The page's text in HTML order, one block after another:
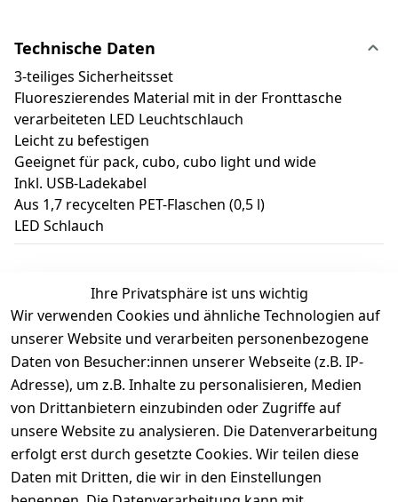
Technische Daten
3-teiliges Sicherheitsset
Fluoreszierendes Material mit in der Fronttasche
verarbeiteten LED Leuchtschlauch
Leicht zu befestigen
Geeignet für pack, cubo, cubo light und wide
Inkl. USB-Ladekabel
Aus 1,7 recycelten PET-Flaschen (0,5 l)
LED Schlauch
Kundenbewertungen
Durchschnittliche Bewertung
0
Basierend auf 0 Bewertung(en)
Bewertung abgeben
5
( 0 )
Ihre Privatsphäre ist uns wichtig
Wir verwenden Cookies und ähnliche Technologien auf
unserer Website und verarbeiten personenbezogene
Daten von Besucher:innen unserer Webseite (z.B. IP-
Adresse), um z.B. Inhalte zu personalisieren, Medien
von Drittanbietern einzubinden oder Zugriffe auf
unsere Website zu analysieren. Die Datenverarbeitung
erfolgt erst durch gesetzte Cookies. Wir teilen diese
Daten mit Dritten, die wir in den Einstellungen